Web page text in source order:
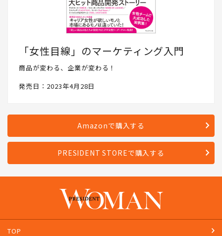
「女性目線」のマーケティング入門
商品が変わる、企業が変わる！
発売日：2023年4月28日
Amazonで購入する
PRESIDENT STOREで購入する
TOP